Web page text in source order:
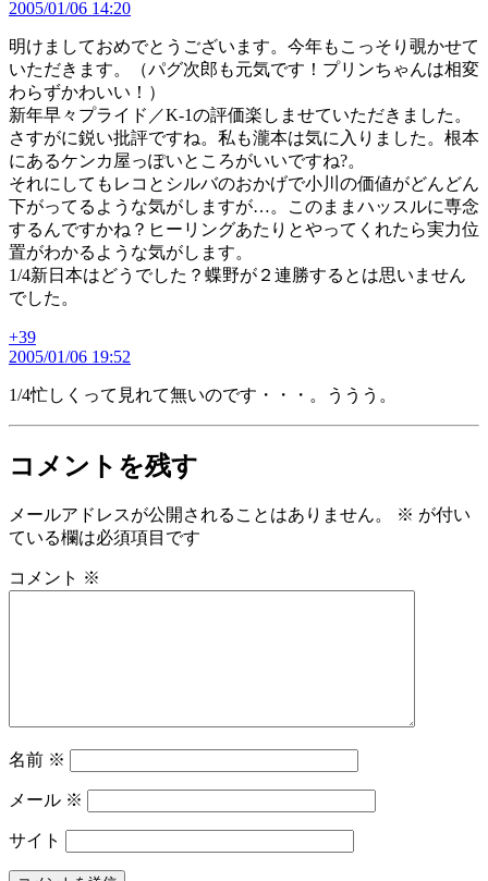
発
2005/01/06 14:20
明けましておめでとうございます。今年もこっそり覗かせて
いただきます。（パグ次郎も元気です！プリンちゃんは相変
わらずかわいい！）
新年早々プライド／K-1の評価楽しませていただきました。
さすがに鋭い批評ですね。私も瀧本は気に入りました。根本
にあるケンカ屋っぽいところがいいですね?。
それにしてもレコとシルバのおかげで小川の価値がどんどん
下がってるような気がしますが…。このままハッスルに専念
するんですかね？ヒーリングあたりとやってくれたら実力位
置がわかるような気がします。
1/4新日本はどうでした？蝶野が２連勝するとは思いません
でした。
+39の
発
言:
2005/01/06 19:52
1/4忙しくって見れて無いのです・・・。ううう。
コメントを残す
メールアドレスが公開されることはありません。 ※ が付い
ている欄は必須項目です
コメント ※
名前 ※
メール ※
サイト